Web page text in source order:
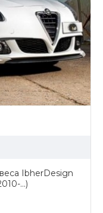
IbherDesign
...)